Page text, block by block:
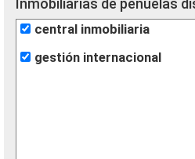
Inmobiliarias de peñuelas
central inmobiliaria
gestión internacional